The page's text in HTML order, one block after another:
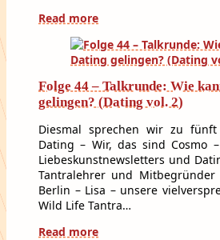
Read more
Folge 44 – Talkrunde: Wie
gelingen? (Dating vol. 2)
Diesmal sprechen wir zu
Dating – Wir, das sind Cosmo
Liebeskunstnewsletters und
Tantralehrer und Mitbegründer
Berlin – Lisa – unsere
Wild Life Tantra…
Read more